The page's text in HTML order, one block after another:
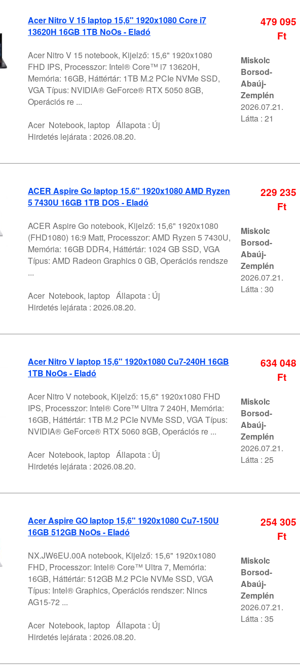
Acer Nitro V 15 laptop 15,6" 1920x1080 Core i7
13620H 16GB 1TB NoOs - Eladó
Acer Nitro V 15 notebook, Kijelző: 15,6" 1920x1080
FHD IPS, Processzor: Intel® Core™ i7 13620H,
Memória: 16GB, Háttértár: 1TB M.2 PCIe NVMe SSD,
VGA Típus: NVIDIA® GeForce® RTX 5050 8GB,
Operációs re ...
Acer Notebook, laptop Állapota : Új
Hirdetés lejárata : 2026.08.20.
479 095
Ft
Miskolc
Borsod-
Abaúj-
Zemplén
2026.07.21.
Látta : 21
ACER Aspire Go laptop 15.6" 1920x1080 AMD Ryzen
5 7430U 16GB 1TB DOS - Eladó
ACER Aspire Go notebook, Kijelző: 15,6" 1920x1080
(FHD1080) 16:9 Matt, Processzor: AMD Ryzen 5 7430U,
Memória: 16GB DDR4, Háttértár: 1024 GB SSD, VGA
Típus: AMD Radeon Graphics 0 GB, Operációs rendsze
...
Acer Notebook, laptop Állapota : Új
Hirdetés lejárata : 2026.08.20.
229 235
Ft
Miskolc
Borsod-
Abaúj-
Zemplén
2026.07.21.
Látta : 30
Acer Nitro V laptop 15,6" 1920x1080 Cu7-240H 16GB
1TB NoOs - Eladó
Acer Nitro V notebook, Kijelző: 15,6" 1920x1080 FHD
IPS, Processzor: Intel® Core™ Ultra 7 240H, Memória:
16GB, Háttértár: 1TB M.2 PCIe NVMe SSD, VGA Típus:
NVIDIA® GeForce® RTX 5060 8GB, Operációs re ...
Acer Notebook, laptop Állapota : Új
Hirdetés lejárata : 2026.08.20.
634 048
Ft
Miskolc
Borsod-
Abaúj-
Zemplén
2026.07.21.
Látta : 25
Acer Aspire GO laptop 15,6" 1920x1080 Cu7-150U
16GB 512GB NoOs - Eladó
NX.JW6EU.00A notebook, Kijelző: 15,6" 1920x1080
FHD, Processzor: Intel® Core™ Ultra 7, Memória:
16GB, Háttértár: 512GB M.2 PCIe NVMe SSD, VGA
Típus: Intel® Graphics, Operációs rendszer: Nincs
AG15-72 ...
Acer Notebook, laptop Állapota : Új
Hirdetés lejárata : 2026.08.20.
254 305
Ft
Miskolc
Borsod-
Abaúj-
Zemplén
2026.07.21.
Látta : 35